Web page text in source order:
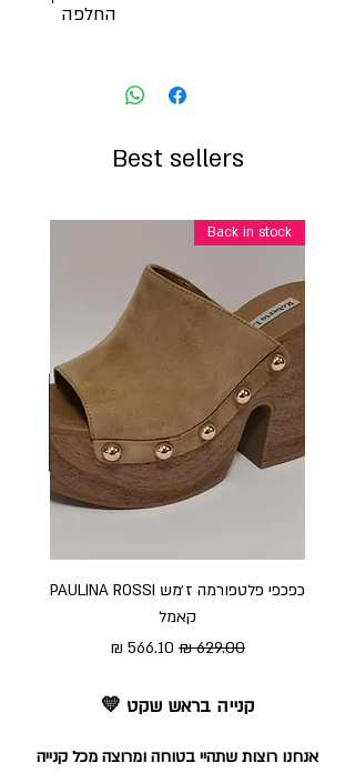
החלפה
Best sellers
Back in stock
כפכפי פלטפורמה ז׳מש PAULINA ROSSI
קאמל
מחיר רגיל מחיר מבצע
קנייה בראש שקט 💛
אנחנו רוצות שתהיי בטוחה ומרוצה מכל קנייה